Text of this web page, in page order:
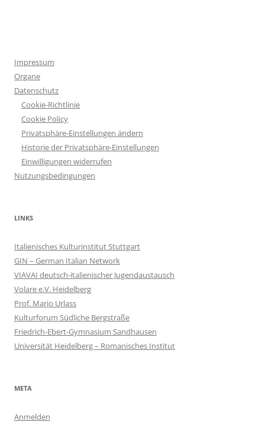
Impressum
Organe
Datenschutz
Cookie-Richtlinie
Cookie Policy
Privatsphäre-Einstellungen ändern
Historie der Privatsphäre-Einstellungen
Einwilligungen widerrufen
Nutzungsbedingungen
LINKS
Italienisches Kulturinstitut Stuttgart
GIN – German Italian Network
VIAVAI deutsch-italienischer Jugendaustausch
Volare e.V. Heidelberg
Prof. Mario Urlass
Kulturforum Südliche Bergstraße
Friedrich-Ebert-Gymnasium Sandhausen
Universität Heidelberg – Romanisches Institut
META
Anmelden